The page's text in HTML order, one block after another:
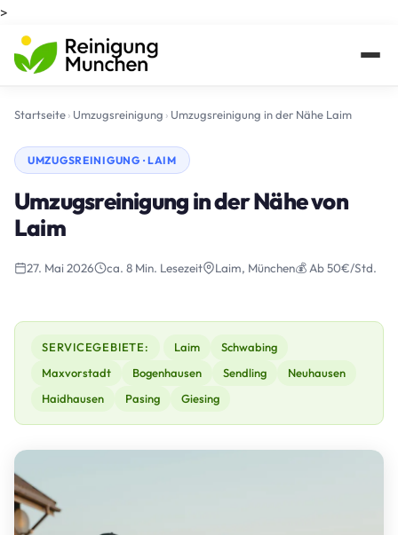
>
Startseite› Umzugsreinigung › Umzugsreinigung in der Nähe Laim
UMZUGSREINIGUNG · LAIM
Umzugsreinigung in der Nähe von
Laim
27. Mai 2026 ca. 8 Min. Lesezeit Laim, München💰 Ab 50€/Std.
SERVICEGEBIETE: Laim
Schwabing
Maxvorstadt
Bogenhausen Sendling
Neuhausen
Haidhausen
Pasing Giesing